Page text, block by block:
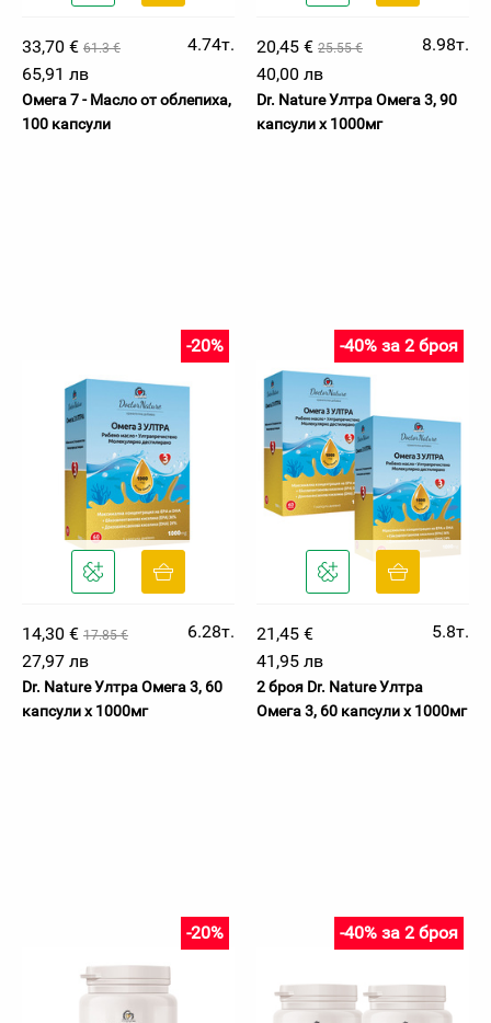
33,70 € 61.3 €
4.74т.
65,91 лв
Омега 7 - Масло от облепиха,
100 капсули
20,45 € 25.55 €
8.98т.
40,00 лв
Dr. Nature Ултра Омега 3, 90
капсули х 1000мг
14,30 € 17.85 €
-20%
6.28т.
27,97 лв
Dr. Nature Ултра Омега 3, 60
капсули х 1000мг
-40% за 2 броя
21,45 €
5.8т.
41,95 лв
2 броя Dr. Nature Ултра
Омега 3, 60 капсули х 1000мг
-20% -40% за 2 броя